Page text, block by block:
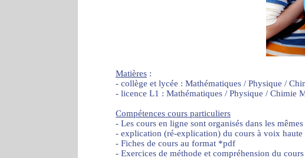
Matières :
- collège et lycée : Mathématiques / Physique /
- licence L1 : Mathématiques / Physique / Chimie
Compétences cours particuliers
- Les cours en ligne sont organisés dans les
- explication (ré-explication) du cours à voix haute
- Fiches de cours au format *pdf
- Exercices de méthode et compréhension du